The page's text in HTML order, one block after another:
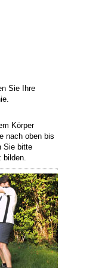
Sie Ihre
Körper
nach oben bis
Sie bitte
bilden.